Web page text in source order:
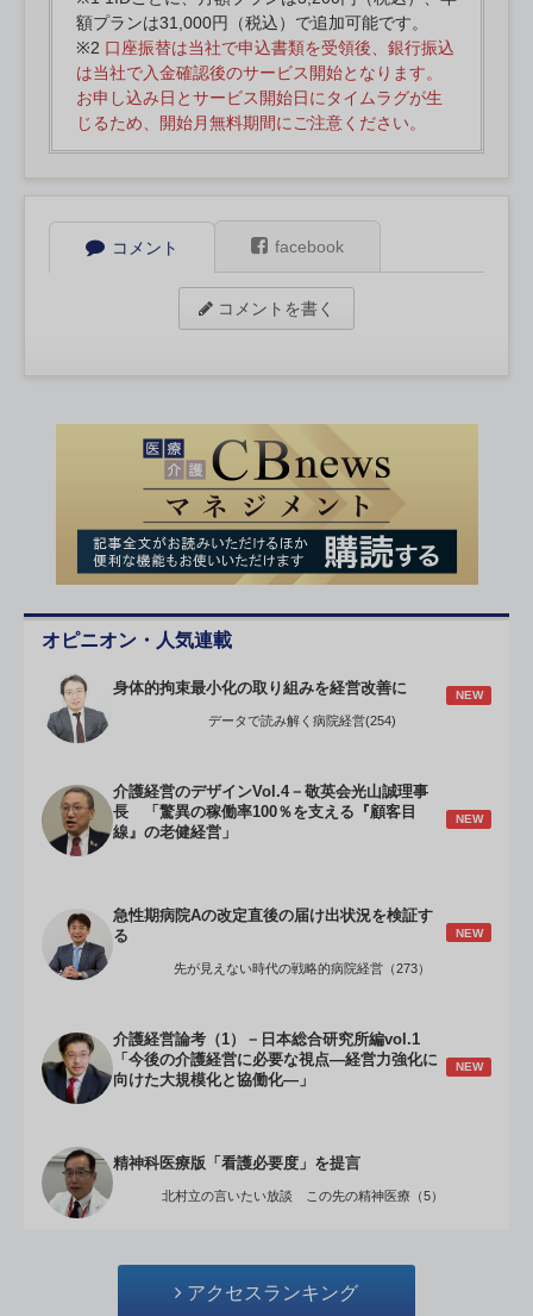
額プランは31,000円（税込）で追加可能です。
※2 口座振替は当社で申込書類を受領後、銀行振込
は当社で入金確認後のサービス開始となります。
お申し込み日とサービス開始日にタイムラグが生
じるため、開始月無料期間にご注意ください。
コメント facebook
コメントを書く
オピニオン・人気連載
身体的拘束最小化の取り組みを経営改善に NEW
データで読み解く病院経営(254)
介護経営のデザインVol.4－敬英会光山誠理事
長 「驚異の稼働率100％を支える『顧客目
線』の老健経営」
NEW
急性期病院Aの改定直後の届け出状況を検証す
る
NEW
先が見えない時代の戦略的病院経営（273）
介護経営論考（1）－日本総合研究所編vol.1
「今後の介護経営に必要な視点―経営力強化に
向けた大規模化と協働化―」
NEW
精神科医療版「看護必要度」を提言
北村立の言いたい放談 この先の精神医療（5）
アクセスランキング